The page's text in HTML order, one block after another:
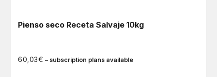
Pienso seco Receta Salvaje 10kg
60,03€ – subscription plans available